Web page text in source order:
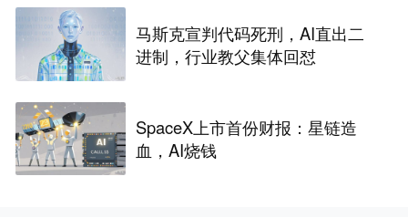
马斯克宣判代码死刑，AI直出二
进制，行业教父集体回怼
SpaceX上市首份财报：星链造
血，AI烧钱